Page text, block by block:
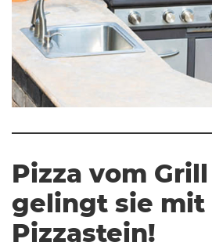
Pizza vom Grill
gelingt sie mit
Pizzastein!